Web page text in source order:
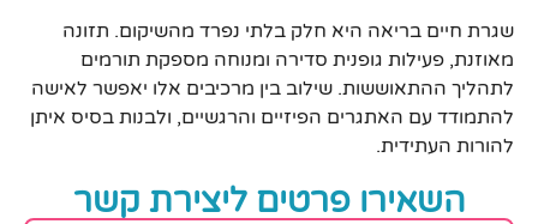
שגרת חיים בריאה היא חלק בלתי נפרד מהשיקום. תזונה
מאוזנת, פעילות גופנית סדירה ומנוחה מספקת תורמים
לתהליך ההתאוששות. שילוב בין מרכיבים אלו יאפשר לאישה
להתמודד עם האתגרים הפיזיים והרגשיים, ולבנות בסיס איתן
להורות העתידית.
השאירו פרטים ליצירת קשר